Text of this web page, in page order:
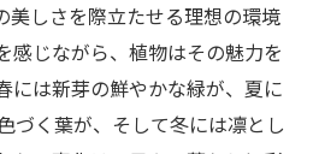
しさを際立たせる理想の環境
感じながら、植物はその魅力を
には新芽の鮮やかな緑が、夏に
づく葉が、そして冬には凛とし